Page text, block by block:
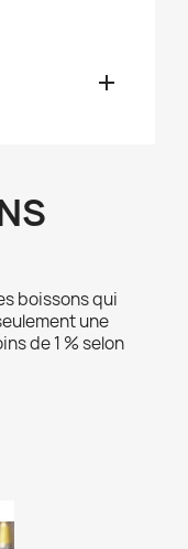

boissons qui
une
de 1 % selon